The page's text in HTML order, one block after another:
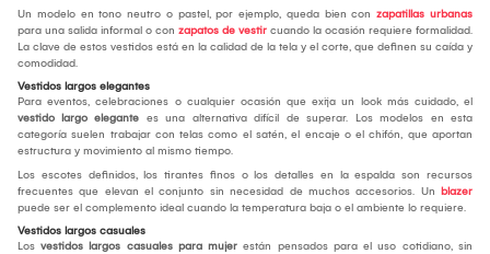
Un modelo en tono neutro o pastel, por ejemplo, queda bien con zapatillas urbanas
para una salida informal o con zapatos de vestir cuando la ocasión requiere formalidad.
La clave de estos vestidos está en la calidad de la tela y el corte, que definen su caída y
comodidad.
Vestidos largos elegantes
Para eventos, celebraciones o cualquier ocasión que exija un look más cuidado, el
vestido largo elegante es una alternativa difícil de superar. Los modelos en esta
categoría suelen trabajar con telas como el satén, el encaje o el chifón, que aportan
estructura y movimiento al mismo tiempo.
Los escotes definidos, los tirantes finos o los detalles en la espalda son recursos
frecuentes que elevan el conjunto sin necesidad de muchos accesorios. Un blazer
puede ser el complemento ideal cuando la temperatura baja o el ambiente lo requiere.
Vestidos largos casuales
Los vestidos largos casuales para mujer están pensados para el uso cotidiano, sin